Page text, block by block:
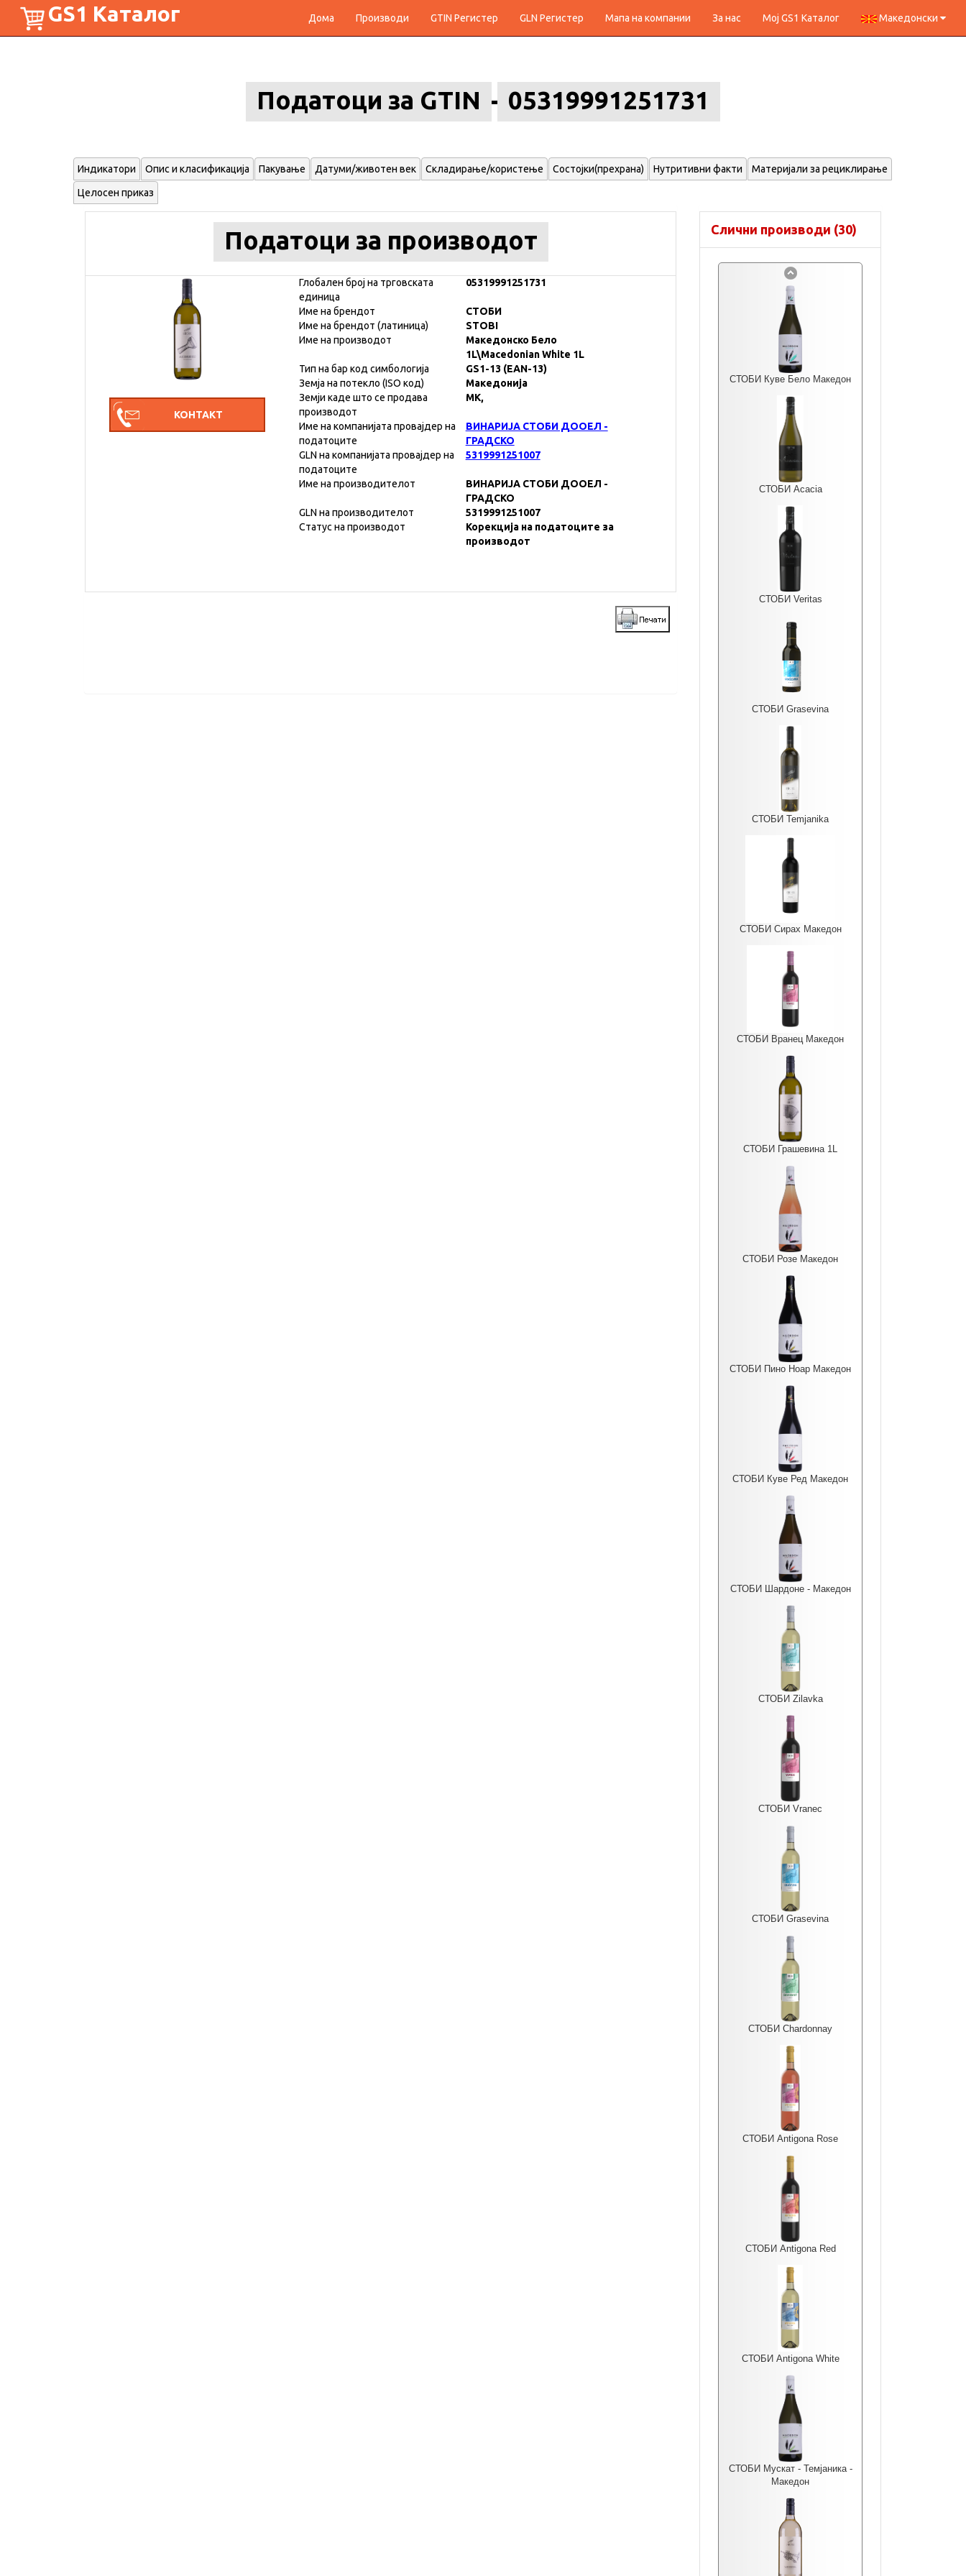
GS1 Каталог Дома Производи GTIN Регистер GLN Регистер Мапа на компании За нас Мој GS1 Каталог Македонски
Податоци за GTIN 05319991251731
Индикатори Опис и класификација Пакување Датуми/животен век Складирање/користење Состојки(прехрана) Нутритивни факти Материјали за рециклирање
Целосен приказ
Податоци за производот
Глобален број на трговската
единица
05319991251731
Име на брендот
СТОБИ
Име на брендот (латиница)
STOBI
Име на производот
Македонско Бело
1L\Macedonian White 1L
Тип на бар код симбологија
GS1-13 (EAN-13)
Земја на потекло (ISO код)
Македонија
Земји каде што се продава
производот
MK,
Име на компанијата провајдер на
податоците
ВИНАРИЈА СТОБИ ДООЕЛ -
ГРАДСКО
GLN на компанијата провајдер на
податоците
5319991251007
Име на производителот
ВИНАРИЈА СТОБИ ДООЕЛ -
ГРАДСКО
GLN на производителот
5319991251007
Статус на производот
Корекција на податоците за
производот
Слични производи (30)
СТОБИ Куве Бело Македон
СТОБИ Acacia
СТОБИ Veritas
СТОБИ Grasevina
СТОБИ Temjanika
СТОБИ Сирах Македон
СТОБИ Вранец Македон
СТОБИ Грашевина 1L
СТОБИ Розе Македон
СТОБИ Пино Ноар Македон
СТОБИ Куве Ред Македон
СТОБИ Шардоне - Македон
СТОБИ Zilavka
СТОБИ Vranec
СТОБИ Grasevina
СТОБИ Chardonnay
СТОБИ Antigona Rоse
СТОБИ Antigona Red
СТОБИ Antigona White
СТОБИ Мускат - Темјаника -
Македон